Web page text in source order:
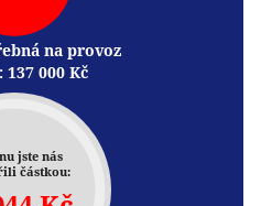
na provoz
137 000 Kč
jste nás
částkou: